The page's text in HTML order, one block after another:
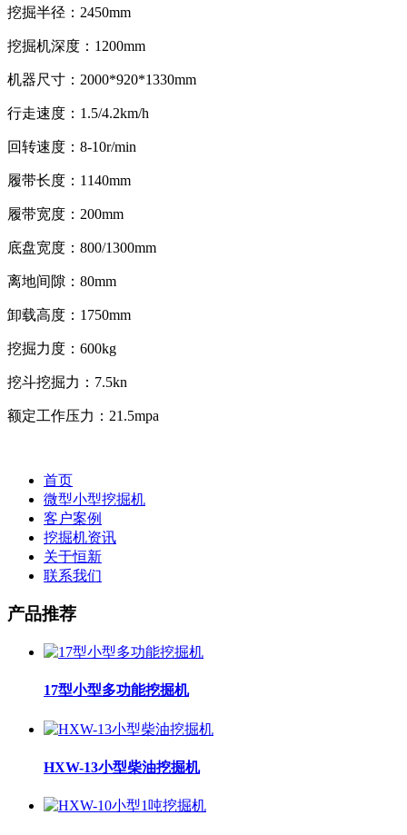
挖掘半径：2450mm
挖掘机深度：1200mm
机器尺寸：2000*920*1330mm
行走速度：1.5/4.2km/h
回转速度：8-10r/min
履带长度：1140mm
履带宽度：200mm
底盘宽度：800/1300mm
离地间隙：80mm
卸载高度：1750mm
挖掘力度：600kg
挖斗挖掘力：7.5kn
额定工作压力：21.5mpa
首页
微型小型挖掘机
客户案例
挖掘机资讯
关于恒新
联系我们
产品推荐
17型小型多功能挖掘机
HXW-13小型柴油挖掘机